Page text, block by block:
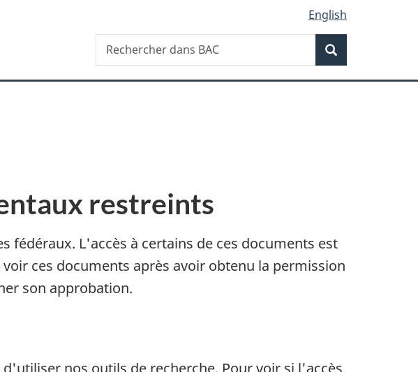
English
Recherche
Rechercher
dans
restreints
fédéraux. L'accès à certains de ces documents est
ces documents après avoir obtenu la permission
son approbation.
nos outils de recherche. Pour voir si l'accès